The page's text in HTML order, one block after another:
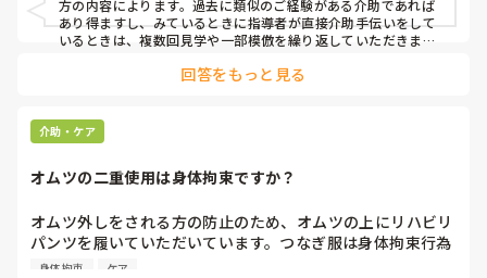
方の内容によります。過去に類似のご経験がある介助であれば
あり得ますし、みているときに指導者が直接介助手伝いをして
いるときは、複数回見学や一部模倣を繰り返していただきま
人で行っていただくことはありません。人手不足と言われる
回答をもっと見る
介助・ケア
オムツの二重使用は身体拘束ですか？
オムツ外しをされる方の防止のため、オムツの上にリハビリ
パンツを履いていただいています。つなぎ服は身体拘束行為
にあたるので書面にて家族に了承を得ていますが、オムツの
身体拘束 ケア